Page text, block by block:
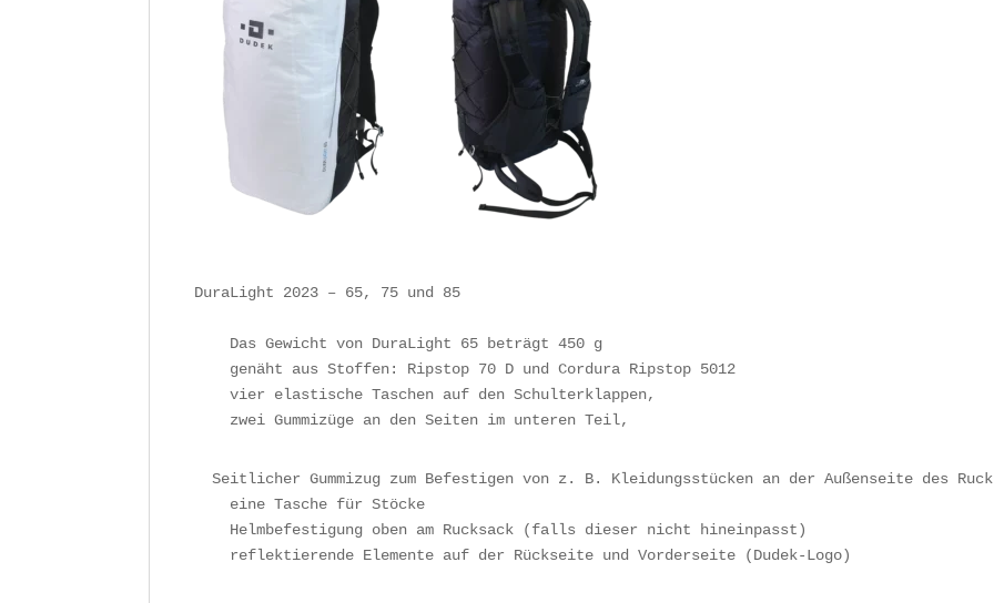
DuraLight 2023 – 65, 75 und 85
    Das Gewicht von DuraLight 65 beträgt 450 g
    genäht aus Stoffen: Ripstop 70 D und Cordura Ripstop 5012
    vier elastische Taschen auf den Schulterklappen,
    zwei Gummizüge an den Seiten im unteren Teil,
Seitlicher Gummizug zum Befestigen von z. B. Kleidungsstücken an der Außenseite des
    eine Tasche für Stöcke
    Helmbefestigung oben am Rucksack (falls dieser nicht hineinpasst)
    reflektierende Elemente auf der Rückseite und Vorderseite (Dudek-Logo)